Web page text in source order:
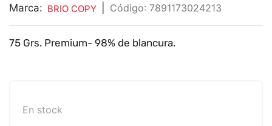
Marca: BRIO COPY : 7891173024213
75 Grs. Premium- 98% de blancura.
En stock
6.
audifonos
7.
marcadores
8.
teclado